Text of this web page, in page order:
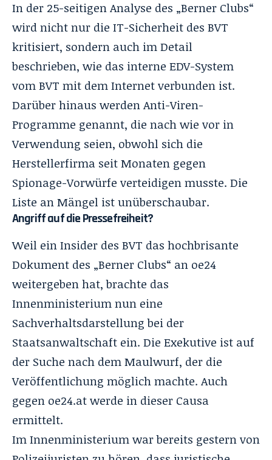
In der 25-seitigen Analyse des „Berner Clubs“
wird nicht nur die IT-Sicherheit des BVT
kritisiert, sondern auch im Detail
beschrieben, wie das interne EDV-System
vom BVT mit dem Internet verbunden ist.
Darüber hinaus werden Anti-Viren-
Programme genannt, die nach wie vor in
Verwendung seien, obwohl sich die
Herstellerfirma seit Monaten gegen
Spionage-Vorwürfe verteidigen musste. Die
Liste an Mängel ist unüberschaubar.
Angriff auf die Pressefreiheit?
Weil ein Insider des BVT das hochbrisante
Dokument des „Berner Clubs“ an oe24
weitergeben hat, brachte das
Innenministerium nun eine
Sachverhaltsdarstellung bei der
Staatsanwaltschaft ein. Die Exekutive ist auf
der Suche nach dem Maulwurf, der die
Veröffentlichung möglich machte. Auch
gegen oe24.atwerde in dieser Causa
ermittelt.
Im Innenministerium war bereits gestern von